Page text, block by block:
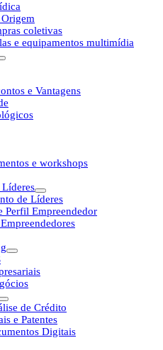
coletivas
e equipamentos multimídia
e Vantagens
e workshops
de Líderes
Perfil Empreendedor
de Crédito
e Patentes
Digitais